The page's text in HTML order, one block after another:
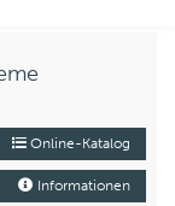
Online-Katalog
Informationen